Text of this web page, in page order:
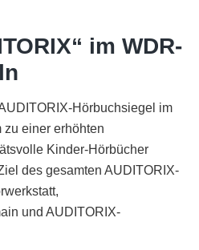
im WDR-
Hörbuchsiegel im
einer erhöhten
Kinder-Hörbücher
des gesamten AUDITORIX-
und AUDITORIX-